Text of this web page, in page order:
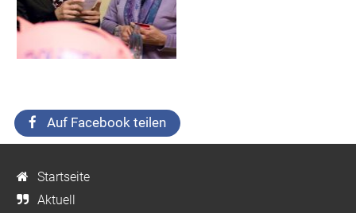
Auf Facebook teilen
Startseite
Aktuell